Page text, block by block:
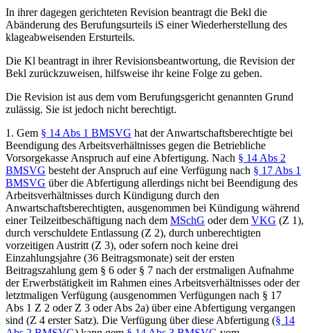
In ihrer dagegen gerichteten Revision beantragt die Bekl die
Abänderung des Berufungsurteils iS einer Wiederherstellung des
klageabweisenden Ersturteils.
Die Kl beantragt in ihrer Revisionsbeantwortung, die Revision der
Bekl zurückzuweisen, hilfsweise ihr keine Folge zu geben.
Die Revision ist aus dem vom Berufungsgericht genannten Grund
zulässig. Sie ist jedoch nicht berechtigt.
1. Gem § 14 Abs 1 BMSVG hat der Anwartschaftsberechtigte bei
Beendigung des Arbeitsverhältnisses gegen die Betriebliche
Vorsorgekasse Anspruch auf eine Abfertigung. Nach § 14 Abs 2
BMSVG besteht der Anspruch auf eine Verfügung nach § 17 Abs 1
BMSVG über die Abfertigung allerdings nicht bei Beendigung des
Arbeitsverhältnisses durch Kündigung durch den
Anwartschaftsberechtigten, ausgenommen bei Kündigung während
einer Teilzeitbeschäftigung nach dem MSchG oder dem VKG (Z 1),
durch verschuldete Entlassung (Z 2), durch unberechtigten
vorzeitigen Austritt (Z 3), oder sofern noch keine drei
Einzahlungsjahre (36 Beitragsmonate) seit der ersten
Beitragszahlung gem § 6 oder § 7 nach der erstmaligen Aufnahme
der Erwerbstätigkeit im Rahmen eines Arbeitsverhältnisses oder der
letztmaligen Verfügung (ausgenommen Verfügungen nach § 17
Abs 1 Z 2 oder Z 3 oder Abs 2a) über eine Abfertigung vergangen
sind (Z 4 erster Satz). Die Verfügung über diese Abfertigung (§ 14